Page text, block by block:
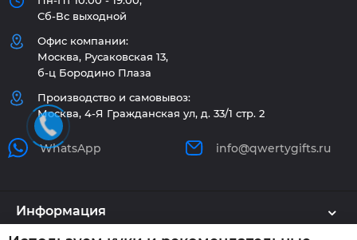
Сб-Вс выходной
Офис компании:
Москва, Русаковская 13,
б-ц Бородино Плаза
Производство и самовывоз:
Москва, 4-Я Гражданская ул, д. 33/1 стр. 2
WhatsApp info@qwertygifts.ru
Информация